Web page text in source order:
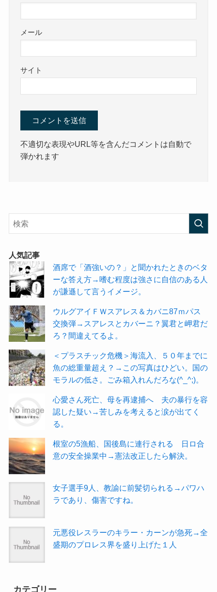
メール
サイト
不適切な表現やURL等を含んだコメントは自動で
弾かれます
人気記事
酒席で「酒強いの？」と聞かれたときのベタ
ーな答え方→嗜む程度は強さに自信のある人
が謙遜して言うイメージ。
ウルグアイＦＷスアレス＆カバニ87ｍパス
交換弾→スアレスとカバーニ？翼君と岬君だ
ろ？間違えてるよ。
＜プラスチック危機＞海流入、５０年までに
魚の総重量超え？→この写真はひどい。国の
モラルの低さ。ごみ箱入れんだろな(^_^;)。
心愛さん死亡、母を再逮捕へ 夫の暴行を容
認した疑い→苦しみを考えると涙が出てく
る。
根室の5漁船、国後島に連行される 日ロ合
意の安全操業中→憲法改正したら解決。
女子選手9人、教諭に前髪切られる→パワハ
ラであり、傷害ですね。
元悪役レスラーのキラー・カーンが急死→全
盛期のプロレス界を盛り上げた１人
カテゴリー